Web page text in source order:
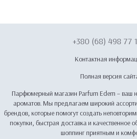
+380 (68) 498 77
Контактная
Полная версия
Парфюмерный магазин Parfum Edem – ваш
ароматов. Мы предлагаем широкий
брендов, которые помогут создать
покупки, быстрая доставка и качественное
шоппинг приятным и